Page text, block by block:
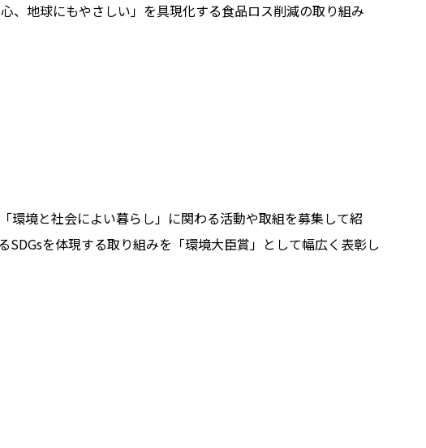
、地球にもやさしい」を具現化する食品ロス削減の取り組み
境と社会によい暮らし」に関わる活動や取組を募集して紹
を体現する取り組みを「環境大臣賞」として幅広く表彰し